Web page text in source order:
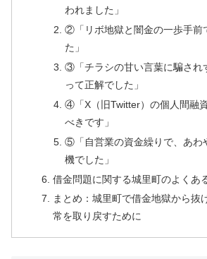
われました」
②「リボ地獄と闇金の一歩手前
た」
③「チラシの甘い言葉に騙され
って正解でした」
④「X（旧Twitter）の個人間融
べきです」
⑤「自営業の資金繰りで、あわ
機でした」
借金問題に関する城里町のよくあ
まとめ：城里町で借金地獄から抜
常を取り戻すために